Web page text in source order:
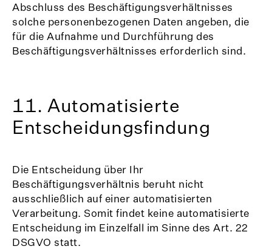
Abschluss des Beschäftigungsverhältnisses
solche personenbezogenen Daten angeben, die
für die Aufnahme und Durchführung des
Beschäftigungsverhältnisses erforderlich sind.
11. Automatisierte
Entscheidungsfindung
Die Entscheidung über Ihr
Beschäftigungsverhältnis beruht nicht
ausschließlich auf einer automatisierten
Verarbeitung. Somit findet keine automatisierte
Entscheidung im Einzelfall im Sinne des Art. 22
DSGVO statt.